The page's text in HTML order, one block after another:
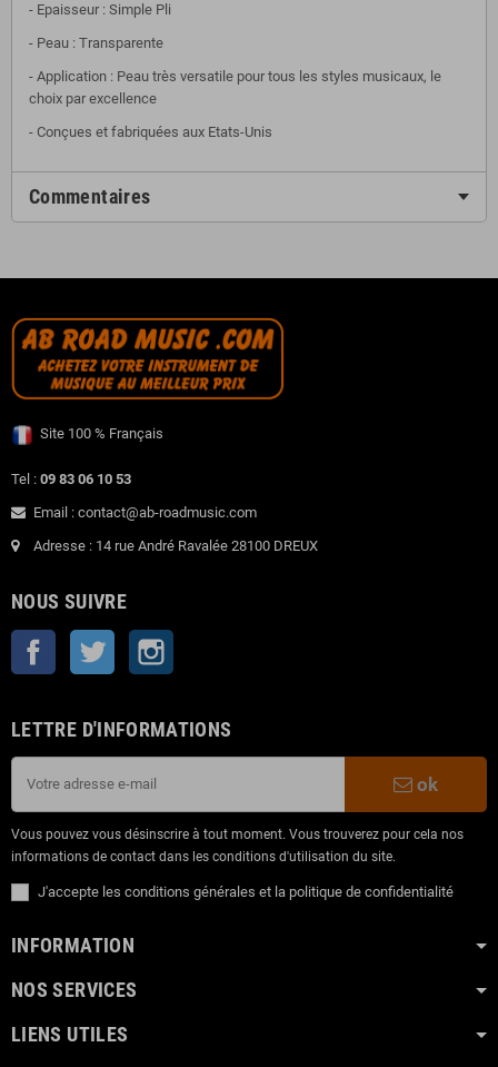
- Epaisseur : Simple Pli
- Peau : Transparente
- Application : Peau très versatile pour tous les styles musicaux, le
choix par excellence
- Conçues et fabriquées aux Etats-Unis
Commentaires
Site 100 % Français
Tel : 09 83 06 10 53
Email : contact@ab-roadmusic.com
Adresse : 14 rue André Ravalée 28100 DREUX
NOUS SUIVRE
Facebook Twitter
LETTRE D'INFORMATIONS
ok
Vous pouvez vous désinscrire à tout moment. Vous trouverez pour cela nos
informations de contact dans les conditions d'utilisation du site.
J'accepte les conditions générales et la politique de confidentialité
INFORMATION
NOS SERVICES
LIENS UTILES